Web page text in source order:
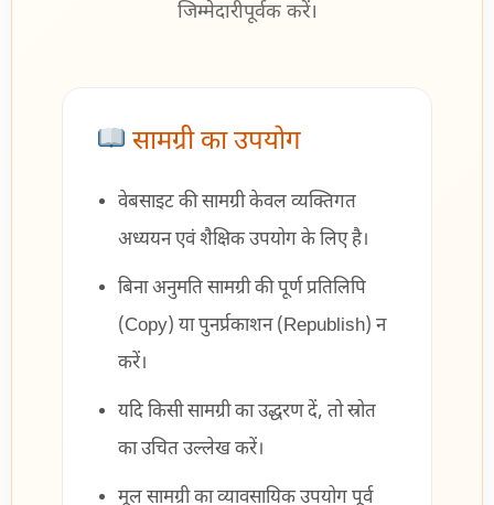
जिम्मेदारीपूर्वक करें।
सामग्री का उपयोग
वेबसाइट की सामग्री केवल व्यक्तिगत
अध्ययन एवं शैक्षिक उपयोग के लिए है।
बिना अनुमति सामग्री की पूर्ण प्रतिलिपि
(Copy) या पुनर्प्रकाशन (Republish) न
करें।
यदि किसी सामग्री का उद्धरण दें, तो स्रोत
का उचित उल्लेख करें।
मूल सामग्री का व्यावसायिक उपयोग पूर्व